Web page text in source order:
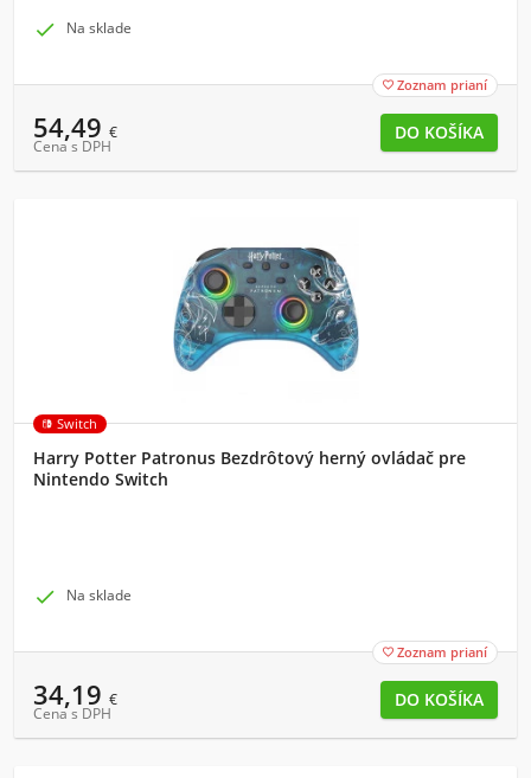
 Na sklade
 Zoznam prianí
54,49 €
Cena s DPH
Switch
Harry Potter Patronus Bezdrôtový herný ovládač pre
Nintendo Switch
 Na sklade
 Zoznam prianí
34,19 €
Cena s DPH